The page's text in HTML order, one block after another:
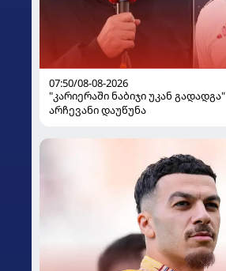
07:50/08-08-2026
"კარიერაში ნაბიჯი უკან
არჩევანი დაუწუნა